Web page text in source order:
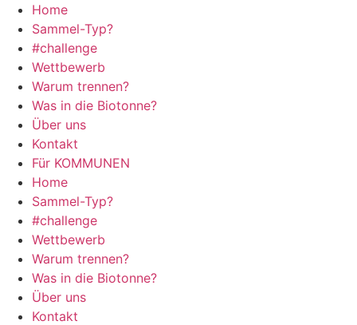
Zum
Inhalt
springen
Home
Sammel-Typ?
#challenge
Wettbewerb
Warum trennen?
Was in die Biotonne?
Über uns
Kontakt
Für KOMMUNEN
Home
Sammel-Typ?
#challenge
Wettbewerb
Warum trennen?
Was in die Biotonne?
Über uns
Kontakt